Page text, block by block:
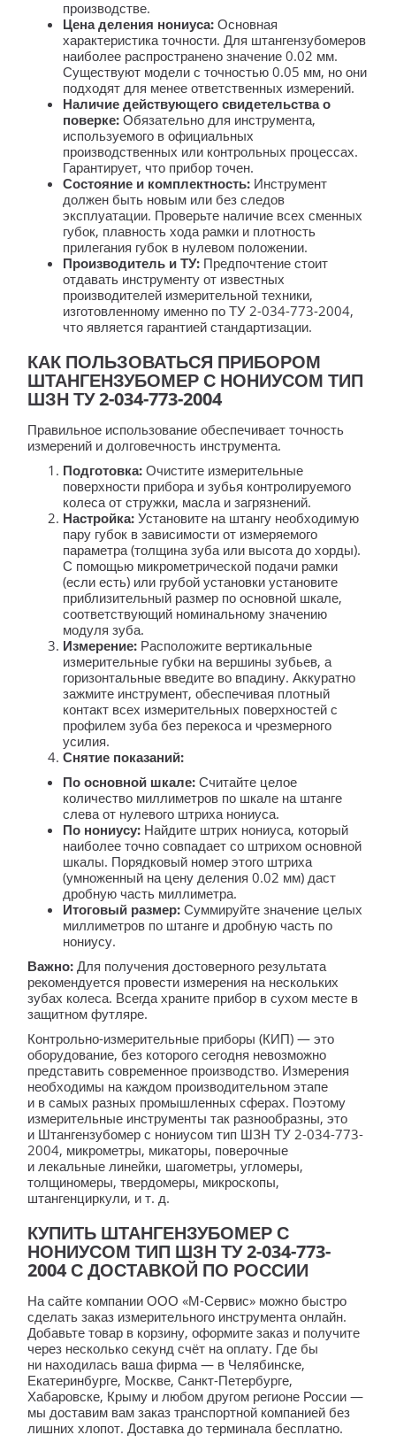
производстве.
Цена деления нониуса: Основная
характеристика точности. Для штангензубомеров
наиболее распространено значение 0.02 мм.
Существуют модели с точностью 0.05 мм, но они
подходят для менее ответственных измерений.
Наличие действующего свидетельства о
поверке: Обязательно для инструмента,
используемого в официальных
производственных или контрольных процессах.
Гарантирует, что прибор точен.
Состояние и комплектность: Инструмент
должен быть новым или без следов
эксплуатации. Проверьте наличие всех сменных
губок, плавность хода рамки и плотность
прилегания губок в нулевом положении.
Производитель и ТУ: Предпочтение стоит
отдавать инструменту от известных
производителей измерительной техники,
изготовленному именно по ТУ 2-034-773-2004,
что является гарантией стандартизации.
КАК ПОЛЬЗОВАТЬСЯ ПРИБОРОМ
ШТАНГЕНЗУБОМЕР С НОНИУСОМ ТИП
ШЗН ТУ 2-034-773-2004
Правильное использование обеспечивает точность
измерений и долговечность инструмента.
Подготовка: Очистите измерительные
поверхности прибора и зубья контролируемого
колеса от стружки, масла и загрязнений.
Настройка: Установите на штангу необходимую
пару губок в зависимости от измеряемого
параметра (толщина зуба или высота до хорды).
С помощью микрометрической подачи рамки
(если есть) или грубой установки установите
приблизительный размер по основной шкале,
соответствующий номинальному значению
модуля зуба.
Измерение: Расположите вертикальные
измерительные губки на вершины зубьев, а
горизонтальные введите во впадину. Аккуратно
зажмите инструмент, обеспечивая плотный
контакт всех измерительных поверхностей с
профилем зуба без перекоса и чрезмерного
усилия.
Снятие показаний:
По основной шкале: Считайте целое
количество миллиметров по шкале на штанге
слева от нулевого штриха нониуса.
По нониусу: Найдите штрих нониуса, который
наиболее точно совпадает со штрихом основной
шкалы. Порядковый номер этого штриха
(умноженный на цену деления 0.02 мм) даст
дробную часть миллиметра.
Итоговый размер: Суммируйте значение целых
миллиметров по штанге и дробную часть по
нониусу.
Важно: Для получения достоверного результата
рекомендуется провести измерения на нескольких
зубах колеса. Всегда храните прибор в сухом месте в
защитном футляре.
Контрольно-измерительные приборы (КИП) — это
оборудование, без которого сегодня невозможно
представить современное производство. Измерения
необходимы на каждом производительном этапе
и в самых разных промышленных сферах. Поэтому
измерительные инструменты так разнообразны, это
и Штангензубомер с нониусом тип ШЗН ТУ 2-034-773-
2004, микрометры, микаторы, поверочные
и лекальные линейки, шагометры, угломеры,
толщиномеры, твердомеры, микроскопы,
штангенциркули, и т. д.
КУПИТЬ ШТАНГЕНЗУБОМЕР С
НОНИУСОМ ТИП ШЗН ТУ 2-034-773-
2004 С ДОСТАВКОЙ ПО РОССИИ
На сайте компании ООО «М-Сервис» можно быстро
сделать заказ измерительного инструмента онлайн.
Добавьте товар в корзину, оформите заказ и получите
через несколько секунд счёт на оплату. Где бы
ни находилась ваша фирма — в Челябинске,
Екатеринбурге, Москве, Санкт-Петербурге,
Хабаровске, Крыму и любом другом регионе России —
мы доставим вам заказ транспортной компанией без
лишних хлопот. Доставка до терминала бесплатно.